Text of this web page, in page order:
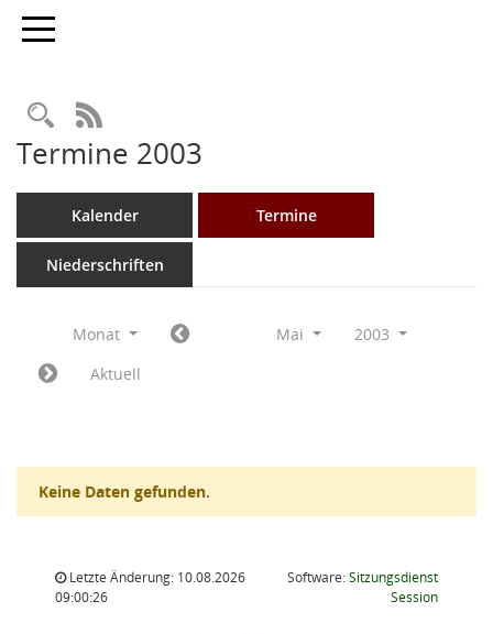
Toggle navigation
Rechercheauswahl
RSS-Feed
Termine 2003
Kalender Termine
Niederschriften
Monat Mai
2003
Aktuell
Keine Daten gefunden.
Letzte Änderung: 10.08.2026
09:00:26
Software:Sitzungsdienst
Session(Wird in